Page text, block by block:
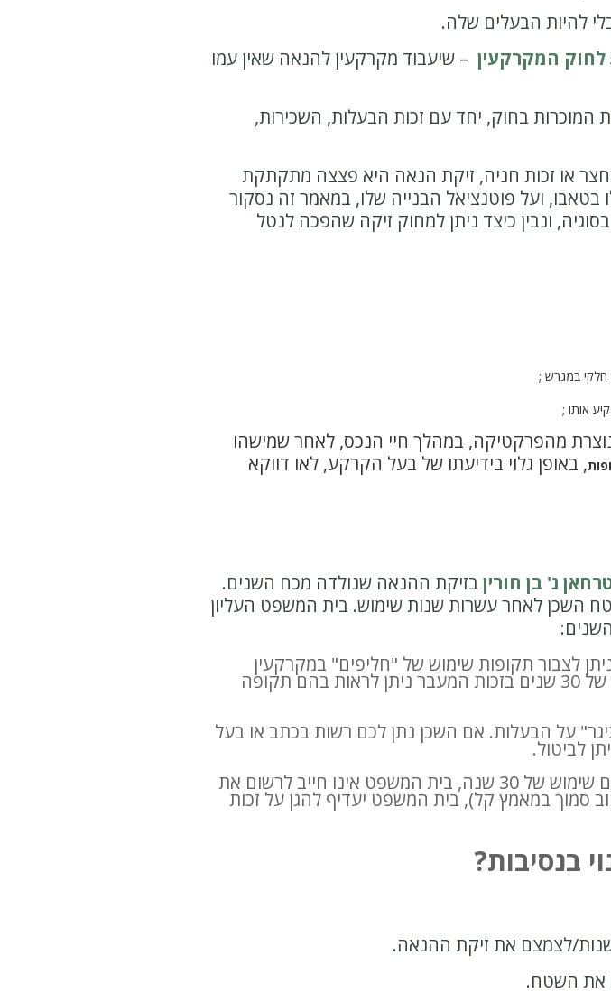
להיות הבעלים שלה.
לחוק המקרקעין – שיעבוד מקרקעין להנאה שאין עמו
המוכרות בחוק, יחד עם זכות הבעלות, השכירות,
או זכות חניה, זיקת הנאה היא פצצה מתקתקת
ועל פוטנציאל הבנייה שלו, במאמר זה נסקור
ונבין כיצד ניתן למחוק זיקה שהפכה לנטל
חלקי במגרש ;
אותו ;
מהפרקטיקה, במהלך חיי הנכס, לאחר שמישהו
, באופן גלוי בידיעתו של בעל הקרקע, לאו דווקא
נ' בן חורין בזיקת ההנאה שנולדה מכח השנים.
השכן לאחר עשרות שנות שימוש. בית המשפט העליון
רציפות ניתן לצבור תקופות שימוש של "חליפים" במקרקעין
(למשל מוריש ויורש). כך, אם אב ובנו עשו יחד שימוש של 30 שנים בזכות המעבר ניתן לראות בהם תקופה
על הבעלות. אם השכן נתן לכם רשות בכתב או בעל
לביטול.
גם אם הוכחתם שימוש של 30 שנה, בית המשפט אינו חייב לרשום את
סמוך במאמץ קל), בית המשפט יעדיף להגן על זכות
בנסיבות?
לצמצם את זיקת ההנאה.
את השטח.